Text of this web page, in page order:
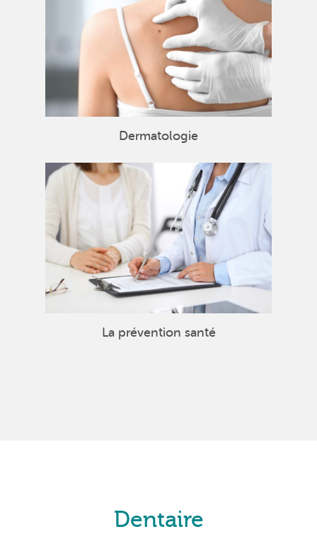
Dermatologie
La prévention santé
Dentaire